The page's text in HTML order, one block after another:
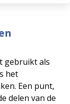
gebruikt als
het
Een punt,
delen van de